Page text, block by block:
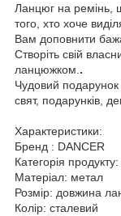
Ланцюг на ремінь,
того, хто хоче
Вам доповнити
Створіть свій
ланцюжком. .
Чудовий подарунок
свят, подарунків,
Характеристики:
Бренд : DANCER
Категорія
Матеріал: метал
Розмір: довжина
Колір: сталевий